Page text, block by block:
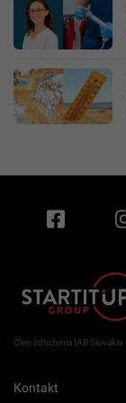
Člen združenia IAB Slovakia
Kontakt